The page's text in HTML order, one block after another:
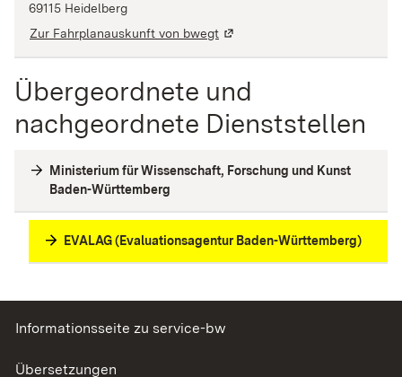
69115 Heidelberg
Zur Fahrplanauskunft von bwegt
Übergeordnete und
nachgeordnete Dienststellen
Ministerium für Wissenschaft, Forschung und Kunst
Baden-Württemberg
EVALAG (Evaluationsagentur Baden-Württemberg)
Informationsseite zu service-bw
Übersetzungen